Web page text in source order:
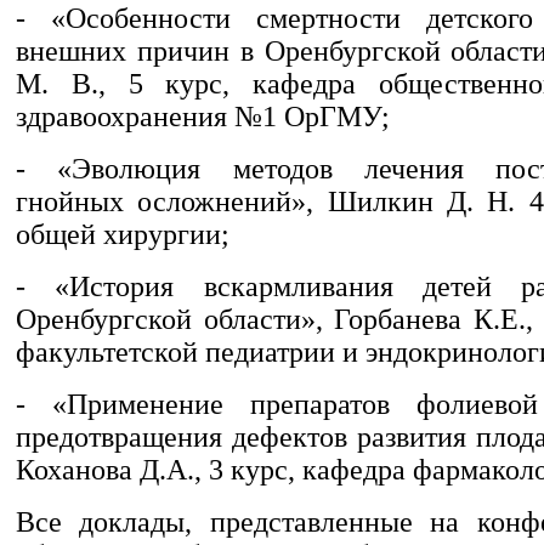
- «Особенности смертности
внешних причин в Оренбургской
М. В., 5 курс, кафедра
здравоохранения №1 ОрГМУ;
- «Эволюция методов лечения
гнойных осложнений», Шилкин Д. Н. 4
общей хирургии;
- «История вскармливания детей
Оренбургской области», Горбанева
факультетской педиатрии и
- «Применение препаратов
предотвращения дефектов развития
Коханова Д.А., 3 курс, кафедра
Все доклады, представленные на